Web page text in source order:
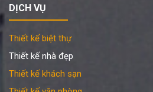
DỊCH VỤ
Thiết kế biệt thự
Thiết kế nhà đẹp
Thiết kế khách sạn